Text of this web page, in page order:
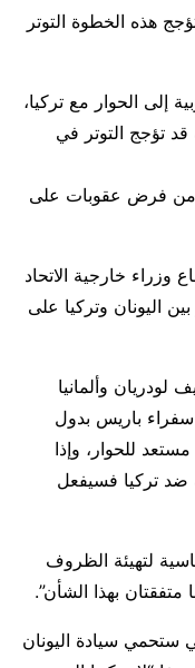
هذه الخطوة التوتر
إلى الحوار مع تركيا،
قد تؤجج التوتر في
من فرض عقوبات على
وزراء خارجية الاتحاد
اليونان وتركيا على
وألمانيا
باريس بدول
مستعد للحوار، وإذا
ضد تركيا فسيفعل
لتهيئة الظروف
متفقتان بهذا الشأن”.
ستحمي سيادة اليونان